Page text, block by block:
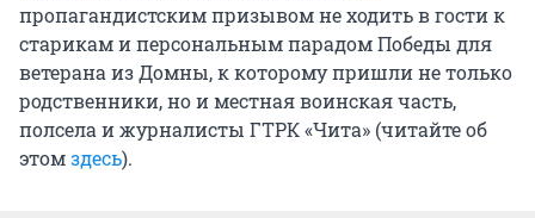
пропагандистским призывом не ходить в гости к
старикам и персональным парадом Победы для
ветерана из Домны, к которому пришли не только
родственники, но и местная воинская часть,
полсела и журналисты ГТРК «Чита» (читайте об
этомздесь).